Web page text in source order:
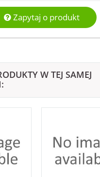
Zapytaj o produkt
W TEJ SAMEJ